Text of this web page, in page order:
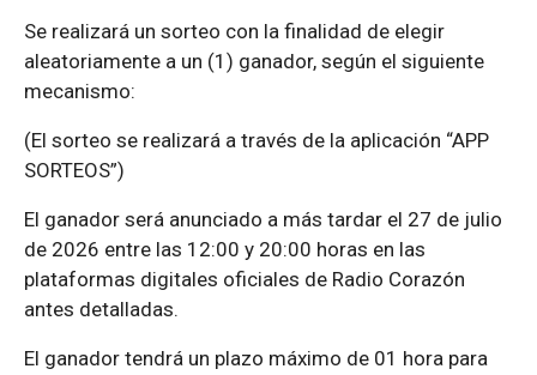
Se realizará un sorteo con la finalidad de elegir
aleatoriamente a un (1) ganador, según el siguiente
mecanismo:
(El sorteo se realizará a través de la aplicación “APP
SORTEOS”)
El ganador será anunciado a más tardar el 27 de julio
de 2026 entre las 12:00 y 20:00 horas en las
plataformas digitales oficiales de Radio Corazón
antes detalladas.
El ganador tendrá un plazo máximo de 01 hora para